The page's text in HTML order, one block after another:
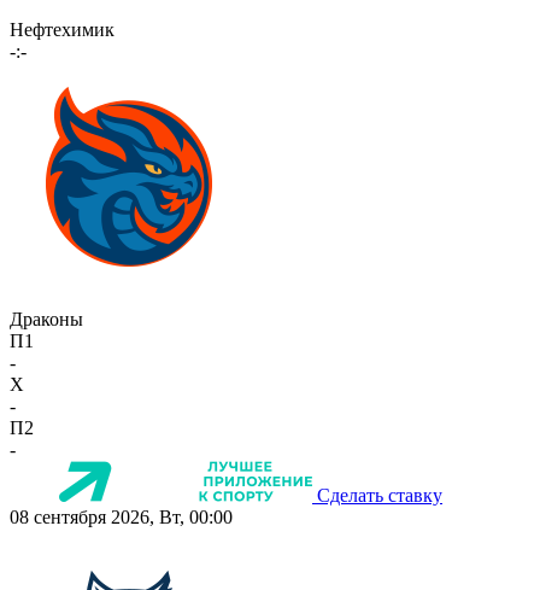
Нефтехимик
-:-
Драконы
П1
-
X
-
П2
-
Сделать ставку
08 сентября 2026, Вт, 00:00